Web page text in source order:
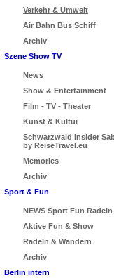
Verkehr & Umwelt
Air Bahn Bus Schiff
Archiv
Szene Show TV
News
Show & Entertainment
Film - TV - Theater
Kunst & Kultur
Schwarzwald Insider
by ReiseTravel.eu
Memories
Archiv
Sport & Fun
NEWS Sport Fun Radeln
Aktive Fun & Show
Radeln & Wandern
Archiv
Berlin intern